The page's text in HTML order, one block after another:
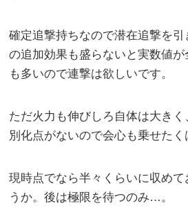
確定追撃持ちなので潜在追撃を
の追加効果も盛らないと実数値が
も多いので連撃は欲しいです。
ただ火力も伸びしろ自体は大き
別化点がないので会心も乗せたく
現時点でなら半々くらいに収めて
うか。後は極限を待つのみ…。